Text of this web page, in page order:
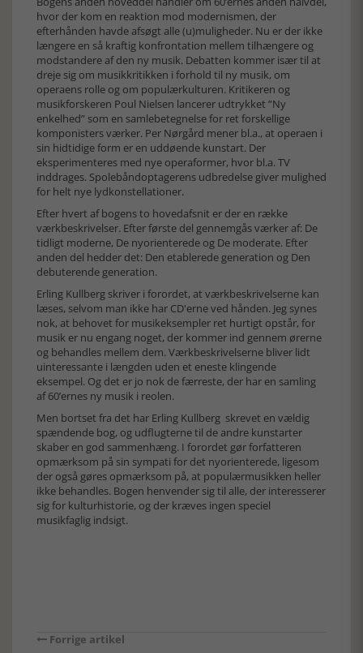
hvor der kom en reaktion mod modernismen, der
efterhånden havde afsøgt alle (u)muligheder. Nu er der ikke
længere en så kraftig konfrontation mellem tilhængere og
modstandere af den ny musik. Debatten kommer især til at
dreje sig om musikkritikken i forhold til ny musik, om
operaens rolle og om populærkulturen. Kritikeren og
musikforskeren Poul Nielsen lancerer udtrykket ”Ny
enkelhed” som en samlebetegnelse for ret forskellige
komponisters værker. Per Nørgård mener bl.a., at operaen i
sin hidtidige form er en uddøende kunstart. Der
eksperimenteres med nye operaformer, hvor bl.a. TV
inddrages. Spolebåndoptagerens udbredelse giver mulighed
for helt nye lydkonstellationer.
Efter hvert af bogens to hovedafsnit er der en række
værkbeskrivelser. Efter første del gennemgås værker af: De
tidligt moderne, De nyorienterede og De moderate. Efter
anden del hedder det: Den etablerede generation og Den
debuterende generation.
Erling Kullberg skriver i forordet, at værkbeskrivelserne kan
læses, selvom man ikke har CD'erne ved hånden. Jeg synes
nok, at behovet for musikeksempler ret hurtigt opstår, for
musik er nu engang noget, der kommer ind gennem ørerne
og behandles mellem dem. Værkbeskrivelserne bliver lidt
uinteressante i længden uden et eneste klingende
eksempel. Og det er jo nok de færreste, der har en samling
af 60’ernes ny musik i reolen.
Men bortset fra det har Erling Kullberg skrevet en vældig
spændende bog, og udflugterne til de andre kunstarter
skaber en god sammenhæng. I forordet gør forfatteren
opmærksom på sin sympati for det nyorienterede, ligesom
der også gøres opmærksom på, at populærmusikken heller
ikke behandles. Bogen henvender sig til alle, der interesserer
sig for kulturhistorie, og der kræves ingen speciel
musikfaglig indsigt.
Forrige artikel